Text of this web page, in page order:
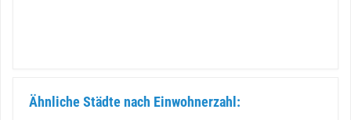
Ähnliche Städte nach Einwohnerzahl: